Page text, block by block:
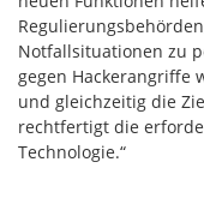
Notfallsituationen zu
gegen Hackerangriffe
und gleichzeitig die
rechtfertigt die
Technologie.“